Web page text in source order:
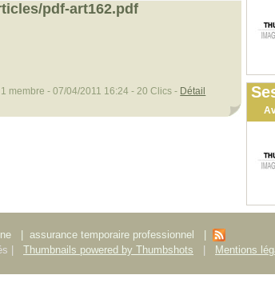
pdf-art162.pdf
1 membre - 07/04/2011 16:24 - 20 Clics - Détail
assurance temporaire professionnel
|
Thumbnails powered by Thumbshots Mentions